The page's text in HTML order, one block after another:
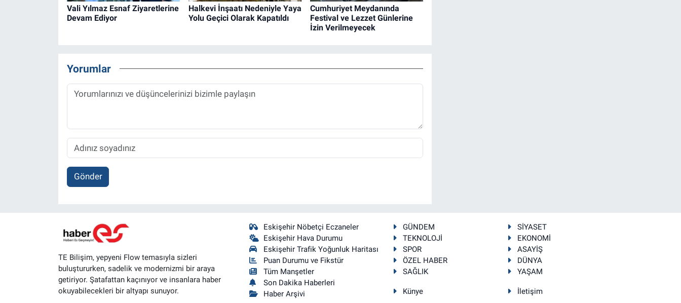
Vali Yılmaz Esnaf Ziyaretlerine
Devam Ediyor
Halkevi İnşaatı Nedeniyle Yaya
Yolu Geçici Olarak Kapatıldı
Cumhuriyet Meydanında
Festival ve Lezzet Günlerine
İzin Verilmeyecek
Yorumlar
Gönder
TE Bilişim, yepyeni Flow temasıyla sizleri
buluştururken, sadelik ve modernizmi bir araya
getiriyor. Şatafattan kaçınıyor ve insanlara haber
okuyabilecekleri bir altyapı sunuyor.
Eskişehir Nöbetçi Eczaneler
Eskişehir Hava Durumu
Eskişehir Trafik Yoğunluk Haritası
Puan Durumu ve Fikstür
Tüm Manşetler
Son Dakika Haberleri
Haber Arşivi
GÜNDEM
SİYASET
TEKNOLOJİ
EKONOMİ
SPOR
ASAYİŞ
ÖZEL HABER
DÜNYA
SAĞLIK
YAŞAM
Künye İletişim